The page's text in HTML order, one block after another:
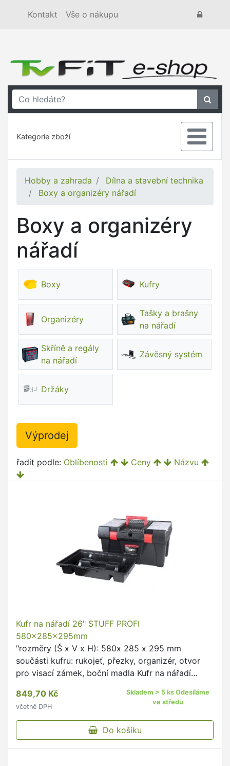
Kontakt Vše o nákupu
Kategorie zboží
Hobby a zahrada
Dílna a stavební technika
Boxy a organizéry nářadí
Boxy a organizéry
nářadí
Boxy Kufry
Organizéry
Tašky a brašny
na nářadí
Skříně a regály
na nářadí
Závěsný systém
Držáky
Výprodej
řadit podle: Oblíbenosti Ceny Názvu
Kufr na nářadí 26" STUFF PROFI
580x285x295mm
"rozměry (Š x V x H): 580x 285 x 295 mm
součásti kufru: rukojeť, přezky, organizér, otvor
pro visací zámek, boční madla Kufr na nářadí
vrchní části jsou …
849,70 Kč
včetně DPH
Skladem > 5 ks Odesíláme
ve středu
Do košíku